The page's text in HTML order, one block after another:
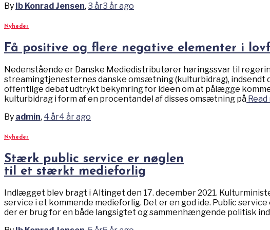
By Ib Konrad Jensen, 3 år3 årago
Nyheder
Få positive og flere negative elementer i
Nedenstående er Danske Mediedistributører høringssvar til
streamingtjenesternes danske omsætning (kulturbidrag), indsendt
offentlige debat udtrykt bekymring for ideen om at pålægge
kulturbidrag i form af en procentandel af disses omsætning på
By admin, 4 år4 årago
Nyheder
Stærk public service er nøglen
til et stærkt medieforlig
Indlægget blev bragt i Altinget den 17. december 2021.
service i et kommende medieforlig. Det er en god ide. Public
der er brug for en både langsigtet og sammenhængende politisk